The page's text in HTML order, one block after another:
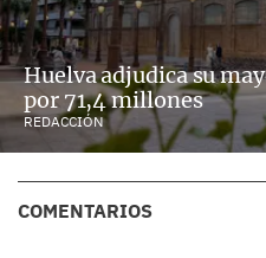
Huelva adjudica su
por 71,4 millones
REDACCIÓN
COMENTARIOS